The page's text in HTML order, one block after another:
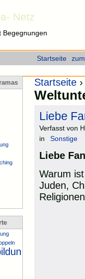
Netz
Begegnungen
Startseite ›
Liebe
Verfasst von
in
Sonstige
Liebe
Warum
Juden,
Startseite